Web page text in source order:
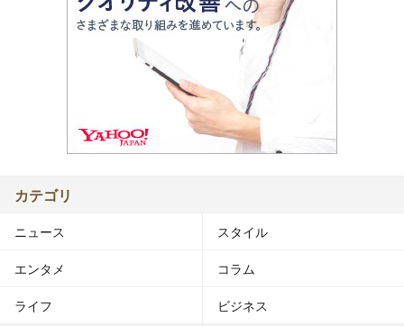
カテゴリ
ニュース スタイル
エンタメ コラム
ライフ ビジネス